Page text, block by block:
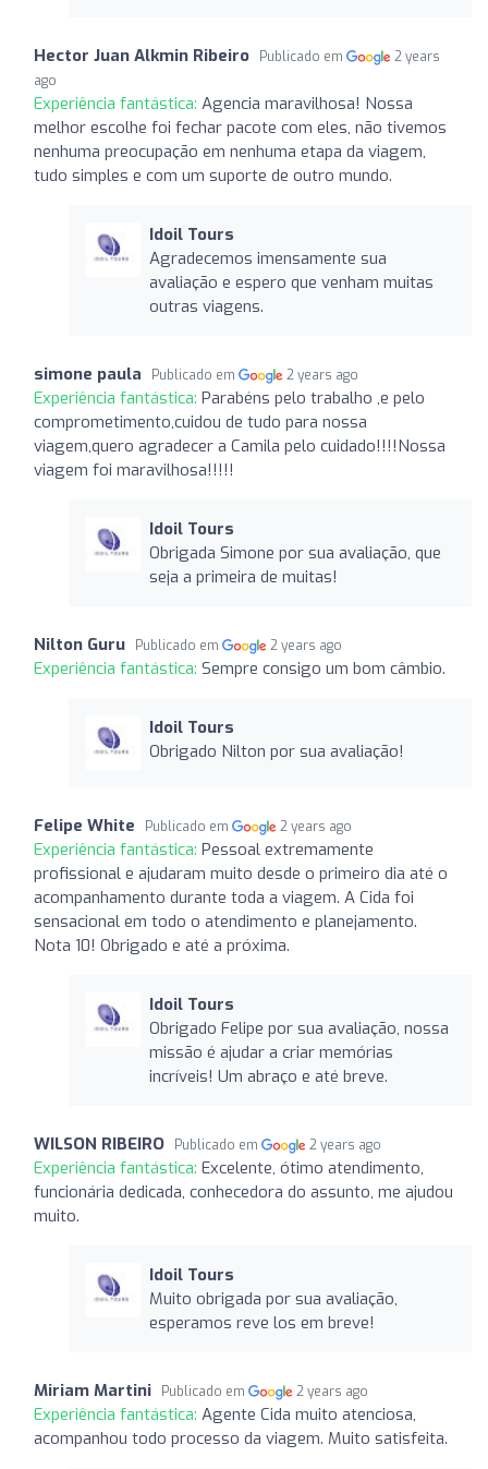
Hector Juan Alkmin Ribeiro Publicado em
2 years
ago
Experiência fantástica: Agencia maravilhosa! Nossa
melhor escolhe foi fechar pacote com eles, não tivemos
nenhuma preocupação em nenhuma etapa da viagem,
tudo simples e com um suporte de outro mundo.
Idoil Tours
Agradecemos imensamente sua
avaliação e espero que venham muitas
outras viagens.
simone paula Publicado em 2 years ago
Experiência fantástica: Parabéns pelo trabalho ,e pelo
comprometimento,cuidou de tudo para nossa
viagem,quero agradecer a Camila pelo cuidado!!!!Nossa
viagem foi maravilhosa!!!!!
Idoil Tours
Obrigada Simone por sua avaliação, que
seja a primeira de muitas!
Nilton Guru Publicado em 2 years ago
Experiência fantástica: Sempre consigo um bom câmbio.
Idoil Tours
Obrigado Nilton por sua avaliação!
Felipe White Publicado em 2 years ago
Experiência fantástica: Pessoal extremamente
profissional e ajudaram muito desde o primeiro dia até o
acompanhamento durante toda a viagem. A Cida foi
sensacional em todo o atendimento e planejamento.
Nota 10! Obrigado e até a próxima.
Idoil Tours
Obrigado Felipe por sua avaliação, nossa
missão é ajudar a criar memórias
incríveis! Um abraço e até breve.
WILSON RIBEIRO Publicado em 2 years ago
Experiência fantástica: Excelente, ótimo atendimento,
funcionária dedicada, conhecedora do assunto, me ajudou
muito.
Idoil Tours
Muito obrigada por sua avaliação,
esperamos reve los em breve!
Miriam Martini Publicado em 2 years ago
Experiência fantástica: Agente Cida muito atenciosa,
acompanhou todo processo da viagem. Muito satisfeita.